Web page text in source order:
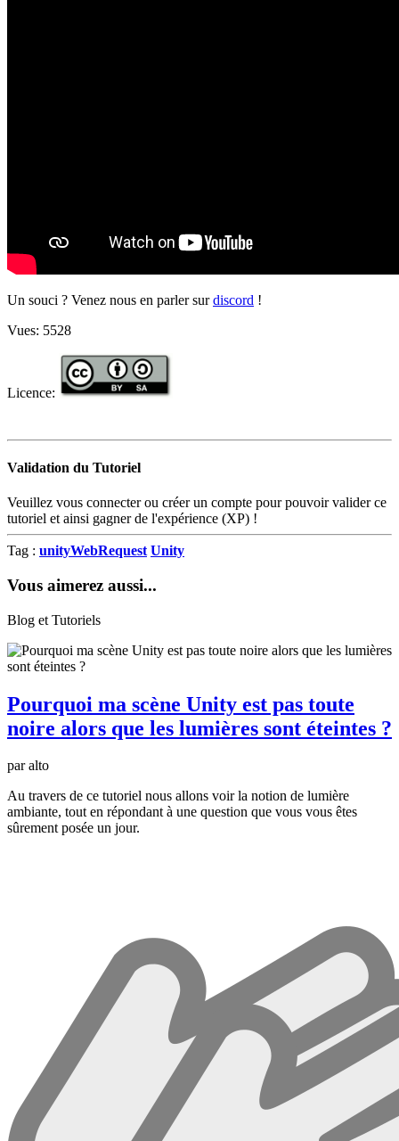
Un souci ? Venez nous en parler surdiscord !
Vues: 5528
Licence:
Validation du Tutoriel
Veuillez vous connecter ou créer un compte pour pouvoir valider ce
tutoriel et ainsi gagner de l'expérience (XP) !
Tag : unityWebRequest Unity
Vous aimerez aussi...
Blog et Tutoriels
Pourquoi ma scène Unity est pas toute
noire alors que les lumières sont éteintes ?
par alto
Au travers de ce tutoriel nous allons voir la notion de lumière
ambiante, tout en répondant à une question que vous vous êtes
sûrement posée un jour.